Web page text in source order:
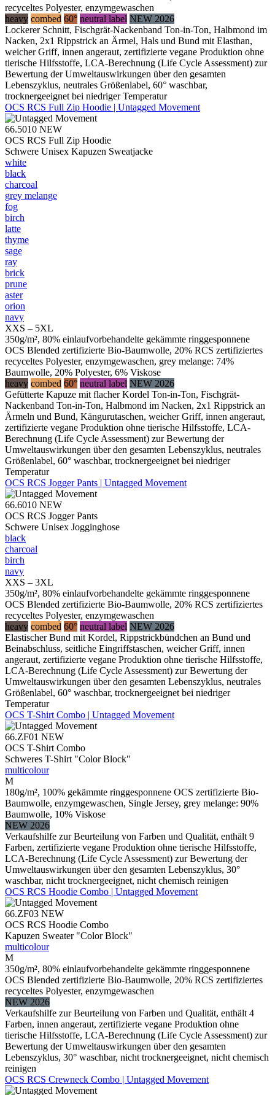
recyceltes Polyester, enzymgewaschen
heavy combed 60° neutral label NEW 2026
Lockerer Schnitt, Fischgrät-Nackenband Ton-in-Ton, Halbmond im
Nacken, 2x1 Rippstrick an Ärmel, Hals und Bund mit Elasthan,
weicher Griff, innen angeraut, zertifizierte vegane Produktion ohne
tierische Hilfsstoffe, LCA-Berechnung (Life Cycle Assessment) zur
Bewertung der Umweltauswirkungen über den gesamten
Lebenszyklus, neutrales Größenlabel, 60° waschbar,
trocknergeeignet bei niedriger Temperatur
OCS RCS Full Zip Hoodie | Untagged Movement
66.5010 NEW
OCS RCS Full Zip Hoodie
Schwere Unisex Kapuzen Sweatjacke
white
black
charcoal
grey melange
fog
birch
latte
thyme
sage
ray
brick
prune
aster
orion
navy
XXS – 5XL
350g/m², 80% einlaufvorbehandelte gekämmte ringgesponnene
OCS Blended zertifizierte Bio-Baumwolle, 20% RCS zertifiziertes
recyceltes Polyester, enzymgewaschen, grey melange: 74%
Baumwolle, 20% Polyester, 6% Viskose
heavy combed 60° neutral label NEW 2026
Gefütterte Kapuze mit flacher Kordel Ton-in-Ton, Fischgrät-
Nackenband Ton-in-Ton, Halbmond im Nacken, 2x1 Rippstrick an
Ärmeln und Bund, Kängurutaschen, weicher Griff, innen angeraut,
zertifizierte vegane Produktion ohne tierische Hilfsstoffe, LCA-
Berechnung (Life Cycle Assessment) zur Bewertung der
Umweltauswirkungen über den gesamten Lebenszyklus, neutrales
Größenlabel, 60° waschbar, trocknergeeignet bei niedriger
Temperatur
OCS RCS Jogger Pants | Untagged Movement
66.6010 NEW
OCS RCS Jogger Pants
Schwere Unisex Jogginghose
black
charcoal
birch
navy
XXS – 3XL
350g/m², 80% einlaufvorbehandelte gekämmte ringgesponnene
OCS Blended zertifizierte Bio-Baumwolle, 20% RCS zertifiziertes
recyceltes Polyester, enzymgewaschen
heavy combed 60° neutral label NEW 2026
Elastischer Bund mit Kordel, Rippstrickbündchen an Bund und
Beinabschluss, seitliche Eingriffstaschen, weicher Griff, innen
angeraut, zertifizierte vegane Produktion ohne tierische Hilfsstoffe,
LCA-Berechnung (Life Cycle Assessment) zur Bewertung der
Umweltauswirkungen über den gesamten Lebenszyklus, neutrales
Größenlabel, 60° waschbar, trocknergeeignet bei niedriger
Temperatur
OCS T-Shirt Combo | Untagged Movement
66.ZF01 NEW
OCS T-Shirt Combo
Schweres T-Shirt "Color Block"
multicolour
M
180g/m², 100% gekämmte ringgesponnene OCS zertifizierte Bio-
Baumwolle, enzymgewaschen, Single Jersey, grey melange: 90%
Baumwolle, 10% Viskose
NEW 2026
Verkaufshilfe zur Beurteilung von Farben und Qualität, enthält 9
Farben, zertifizierte vegane Produktion ohne tierische Hilfsstoffe,
LCA-Berechnung (Life Cycle Assessment) zur Bewertung der
Umweltauswirkungen über den gesamten Lebenszyklus, 30°
waschbar, nicht trocknergeeignet, nicht chemisch reinigen
OCS RCS Hoodie Combo | Untagged Movement
66.ZF03 NEW
OCS RCS Hoodie Combo
Kapuzen Sweater "Color Block"
multicolour
M
350g/m², 80% einlaufvorbehandelte gekämmte ringgesponnene
OCS Blended zertifizierte Bio-Baumwolle, 20% RCS zertifiziertes
recyceltes Polyester, enzymgewaschen
NEW 2026
Verkaufshilfe zur Beurteilung von Farben und Qualität, enthält 4
Farben, innen angeraut, zertifizierte vegane Produktion ohne
tierische Hilfsstoffe, LCA-Berechnung (Life Cycle Assessment) zur
Bewertung der Umweltauswirkungen über den gesamten
Lebenszyklus, 30° waschbar, nicht trocknergeeignet, nicht chemisch
reinigen
OCS RCS Crewneck Combo | Untagged Movement